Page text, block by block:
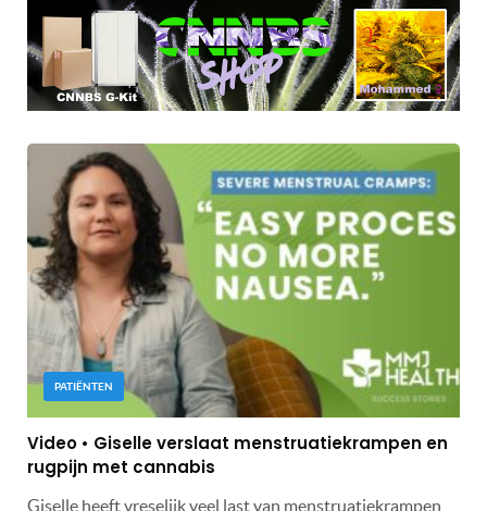
PATIËNTEN
Video • Giselle verslaat menstruatiekrampen en
rugpijn met cannabis
Giselle heeft vreselijk veel last van menstruatiekrampen